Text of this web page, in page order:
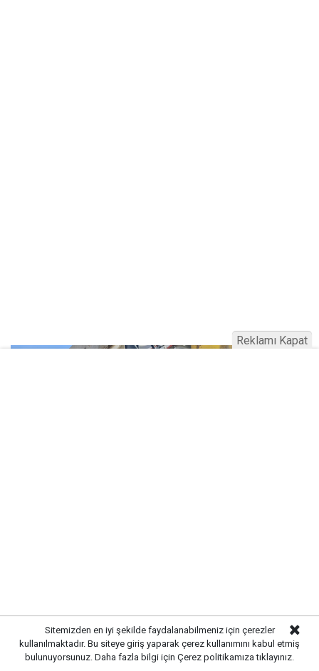
kaldırılmasının ardından trafik akışı normale döndü.
Sitemizden en iyi şekilde faydalanabilmeniz için çerezler
kullanılmaktadır. Bu siteye giriş yaparak çerez kullanımını kabul etmiş
bulunuyorsunuz. Daha fazla bilgi için Çerez politikamıza tıklayınız.
Reklamı Kapat